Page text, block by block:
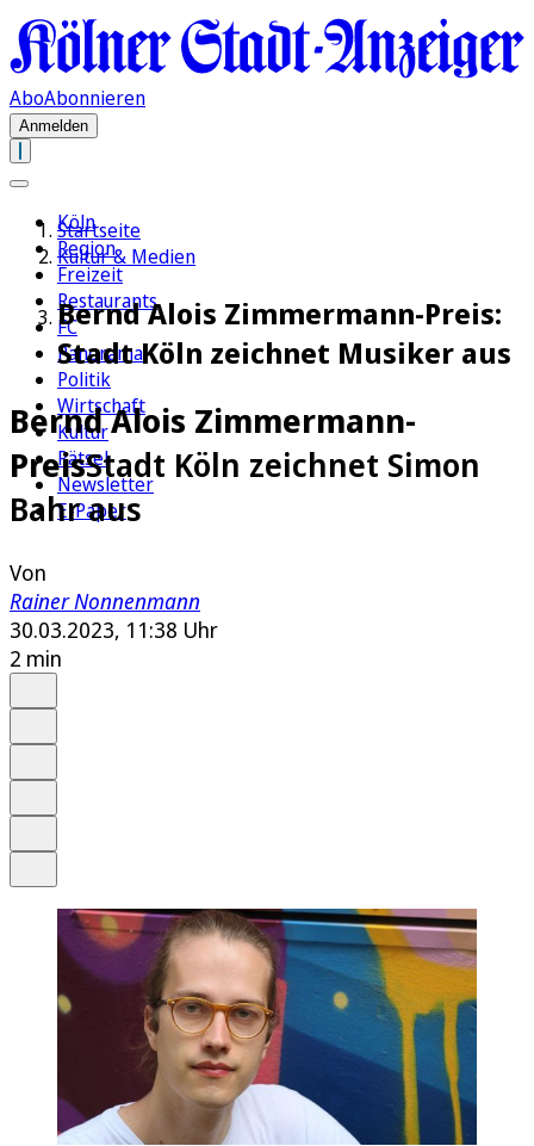
AboAbonnieren
Anmelden
Köln
Region
Freizeit
Restaurants
FC
Panorama
Politik
Wirtschaft
Kultur
Rätsel
Newsletter
E-Paper
Startseite
Kultur & Medien
Bernd Alois Zimmermann-Preis:
Stadt Köln zeichnet Musiker aus
Bernd Alois Zimmermann-
PreisStadt Köln zeichnet Simon
Bahr aus
Von
Rainer Nonnenmann
30.03.2023, 11:38 Uhr
2 min